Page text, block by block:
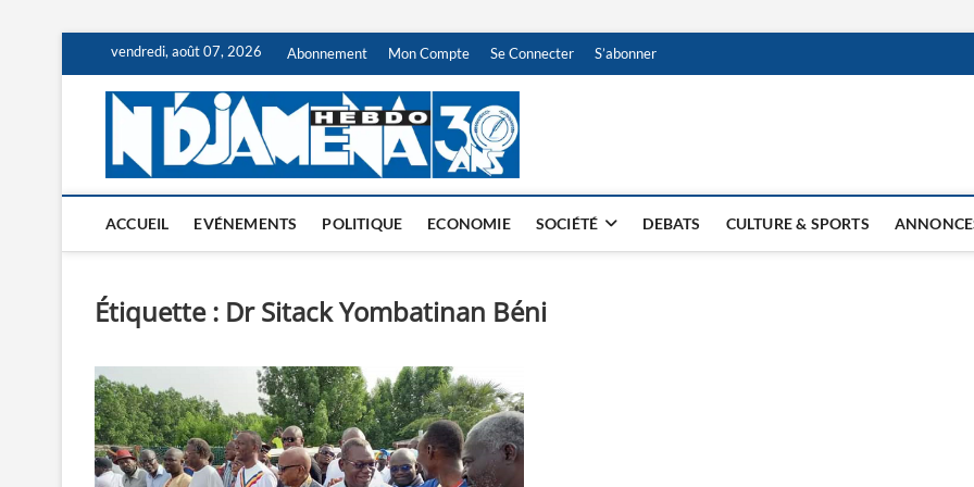
content
vendredi, août 07, 2026 Abonnement Mon Compte Se Connecter S’abonner
NDJAMENA HEBDO
ACCUEIL EVÉNEMENTS POLITIQUE ECONOMIE SOCIÉTÉ DEBATS CULTURE & SPORTS
Étiquette : Dr Sitack Yombatinan Béni